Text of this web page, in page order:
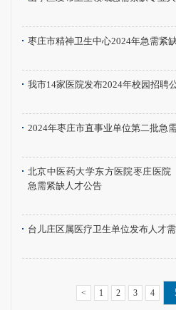
枣庄市精神卫生中心2024年急需紧
我市14家医院发布2024年校园招聘
2024年枣庄市直事业单位第二批急
北京中医药大学东方医院枣庄医院
急需紧缺人才公告
台儿庄区属医疗卫生单位发布人才
< 1 2 3 4